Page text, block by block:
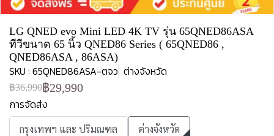
LG QNED evo Mini LED 4K TV รุ่น 65QNED86ASA
ทีวีขนาด 65 นิ้ว QNED86 Series ( 65QNED86 ,
QNED86ASA , 86ASA)
SKU : 65QNED86ASA-ตจว ต่างจังหวัด
฿36,990฿29,990
การจัดส่ง
กรุงเทพฯ และ ปริมณฑล ต่างจังหวัด